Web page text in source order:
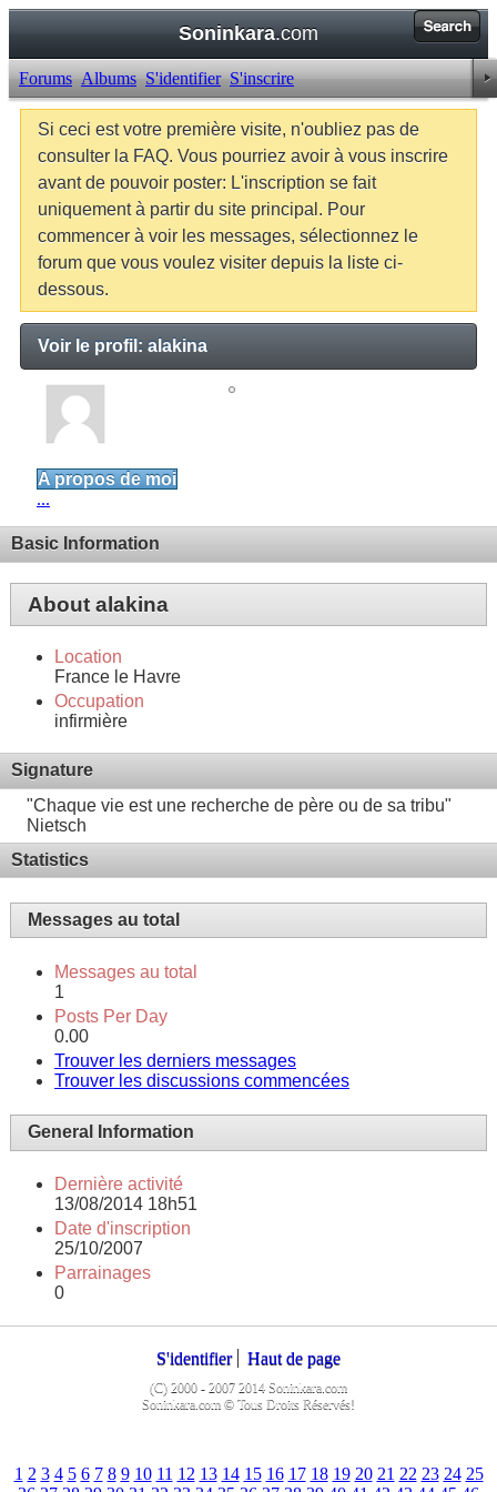
Soninkara.com
Forums Albums S'identifier S'inscrire
Si ceci est votre première visite, n'oubliez pas de
consulter la FAQ. Vous pourriez avoir à vous inscrire
avant de pouvoir poster: L'inscription se fait
uniquement à partir du site principal. Pour
commencer à voir les messages, sélectionnez le
forum que vous voulez visiter depuis la liste ci-
dessous.
Voir le profil: alakina
A propos de moi
...
Basic Information
About alakina
Location
France le Havre
Occupation
infirmière
Signature
"Chaque vie est une recherche de père ou de sa tribu"
Nietsch
Statistics
Messages au total
Messages au total
1
Posts Per Day
0.00
Trouver les derniers messages
Trouver les discussions commencées
General Information
Dernière activité
13/08/2014 18h51
Date d'inscription
25/10/2007
Parrainages
0
S'identifier Haut de page
(C) 2000 - 2007 2014 Soninkara.com
Soninkara.com © Tous Droits Réservés!
1 2 3 4 5 6 7 8 9 10 11 12 13 14 15 16 17 18 19 20 21 22 23 24 25